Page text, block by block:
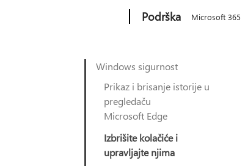
Podrška Microsoft 365
Windows sigurnost
Prikaz i brisanje istorije u
pregledaču
Microsoft Edge
Izbrišite kolačiće i
upravljajte njima